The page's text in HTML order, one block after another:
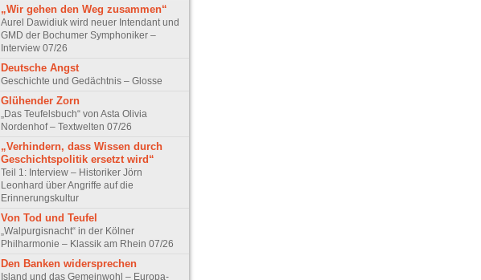
„Wir gehen den Weg zusammen“
Aurel Dawidiuk wird neuer Intendant und
GMD der Bochumer Symphoniker –
Interview 07/26
Deutsche Angst
Geschichte und Gedächtnis – Glosse
Glühender Zorn
„Das Teufelsbuch“ von Asta Olivia
Nordenhof – Textwelten 07/26
„Verhindern, dass Wissen durch
Geschichtspolitik ersetzt wird“
Teil 1: Interview – Historiker Jörn
Leonhard über Angriffe auf die
Erinnerungskultur
Von Tod und Teufel
„Walpurgisnacht“ in der Kölner
Philharmonie – Klassik am Rhein 07/26
Den Banken widersprechen
Island und das Gemeinwohl – Europa-